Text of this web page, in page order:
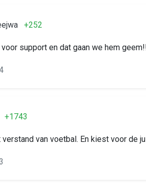
+252
support en dat gaan we hem
+1743
van voetbal. En kiest voor de